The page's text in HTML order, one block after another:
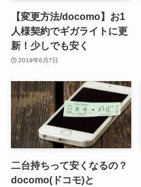
【変更方法/docomo】お1
人様契約でギガライトに更
新！少しでも安く
2019年6月7日
二台持ちって安くなるの？
docomo(ドコモ)と